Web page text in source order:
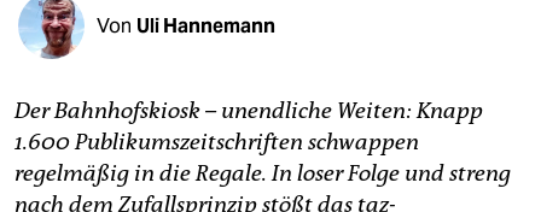
shop
fragen & hilfe
unterstützen
abo
Von Uli Hannemann
Der Bahnhofskiosk – unendliche Weiten: Knapp
1.600 Publikumszeitschriften schwappen
regelmäßig in die Regale. In loser Folge und streng
nach dem Zufallsprinzip stößt das taz-